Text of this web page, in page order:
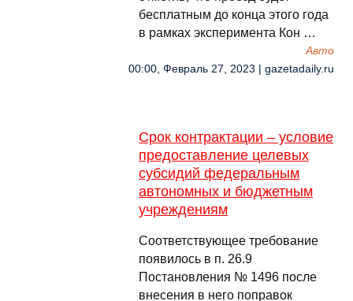
бесплатным до конца этого года
в рамках эксперимента Кон …
Авто
00:00, Февраль 27, 2023 | gazetadaily.ru
Срок контрактации – условие
предоставление целевых
субсидий федеральным
автономных и бюджетным
учреждениям
Соответствующее требование
появилось в п. 26.9
Постановления № 1496 после
внесения в него поправок